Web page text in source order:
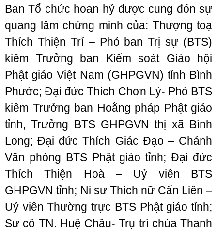
Ban Tổ chức hoan hỷ được cung đón sự
quang lâm chứng minh của: Thượng toạ
Thích Thiện Trí – Phó ban Trị sự (BTS)
kiêm Trưởng ban Kiểm soát Giáo hội
Phật giáo Việt Nam (GHPGVN) tỉnh Bình
Phước; Đại đức Thích Chơn Lý- Phó BTS
kiêm Trưởng ban Hoằng pháp Phật giáo
tỉnh, Trưởng BTS GHPGVN thị xã Bình
Long; Đại đức Thích Giác Đạo – Chánh
Văn phòng BTS Phật giáo tỉnh; Đại đức
Thích Thiện Hoà – Uỷ viên BTS
GHPGVN tỉnh; Ni sư Thích nữ Cẩn Liên –
Uỷ viên Thường trực BTS Phật giáo tỉnh;
Sư cô TN. Huệ Châu- Trụ trì chùa Thanh